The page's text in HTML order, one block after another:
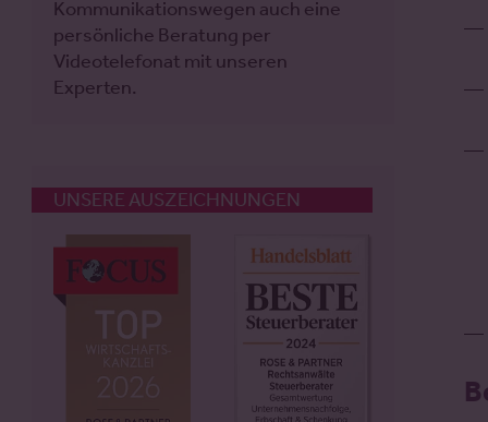
Kommunikationswegen auch eine
persönliche Beratung per
Videotelefonat mit unseren
Experten.
UNSERE AUSZEICHNUNGEN